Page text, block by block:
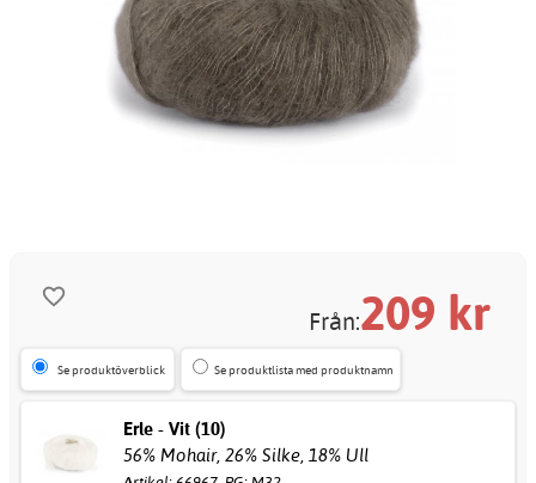
Från:209 kr
Se produktöverblick Se produktlista med produktnamn
Erle - Vit (10)
56% Mohair, 26% Silke, 18% Ull